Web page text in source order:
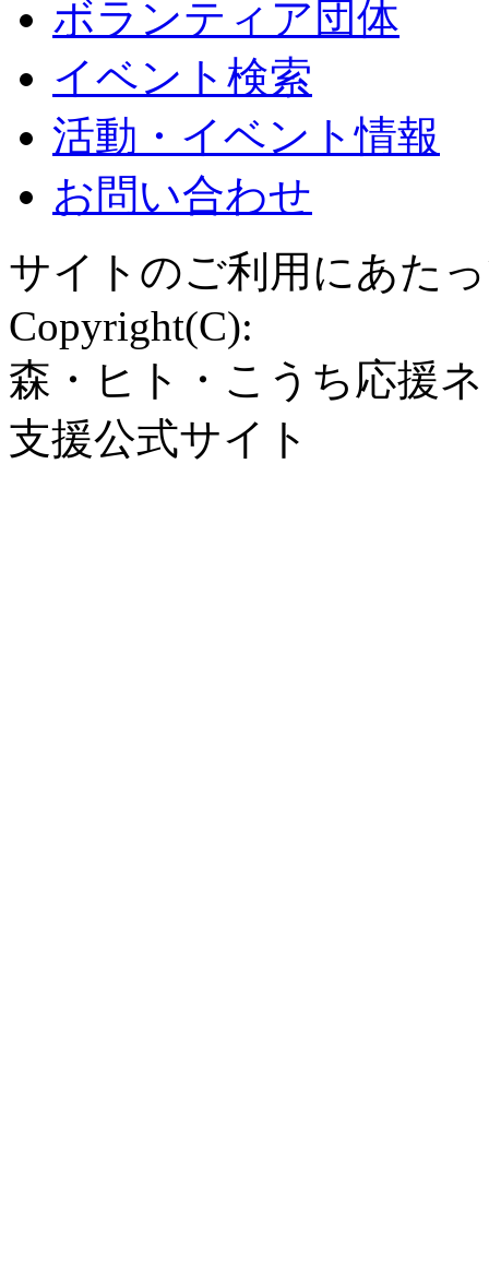
ボランティア団体
イベント検索
活動・イベント情報
お問い合わせ
サイトのご利用にあた
Copyright(C):
森・ヒト・こうち応援
支援公式サイト